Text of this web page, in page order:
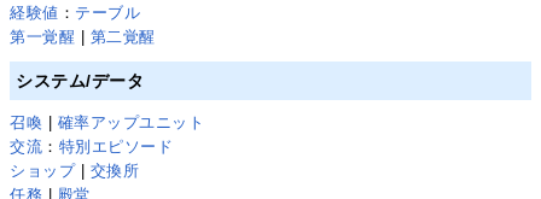
経験値 ： テーブル
第一覚醒
第二覚醒
システム/データ
召喚 | 確率アップユニット
交流 ： 特別エピソード
ショップ| 交換所
任務 | 殿堂